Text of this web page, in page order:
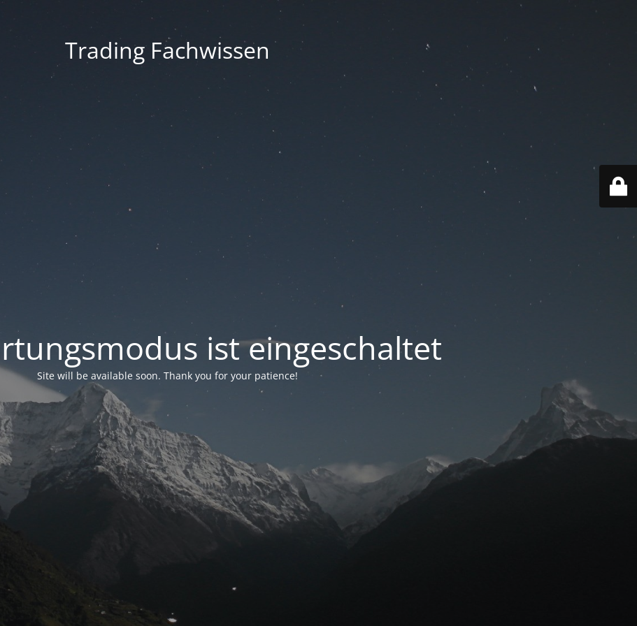
Trading Fachwissen
ist eingeschaltet
Site will be available soon. Thank you for your patience!